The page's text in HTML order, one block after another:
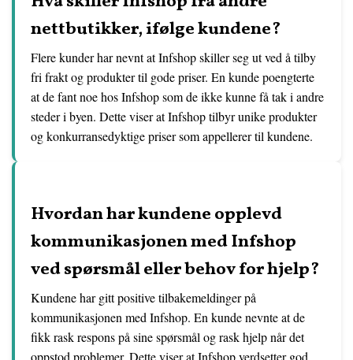
nettbutikker, ifølge kundene?
Flere kunder har nevnt at Infshop skiller seg ut ved å tilby
fri frakt og produkter til gode priser. En kunde poengterte
at de fant noe hos Infshop som de ikke kunne få tak i andre
steder i byen. Dette viser at Infshop tilbyr unike produkter
og konkurransedyktige priser som appellerer til kundene.
Hvordan har kundene opplevd
kommunikasjonen med Infshop
ved spørsmål eller behov for hjelp?
Kundene har gitt positive tilbakemeldinger på
kommunikasjonen med Infshop. En kunde nevnte at de
fikk rask respons på sine spørsmål og rask hjelp når det
oppstod problemer. Dette viser at Infshop verdsetter god